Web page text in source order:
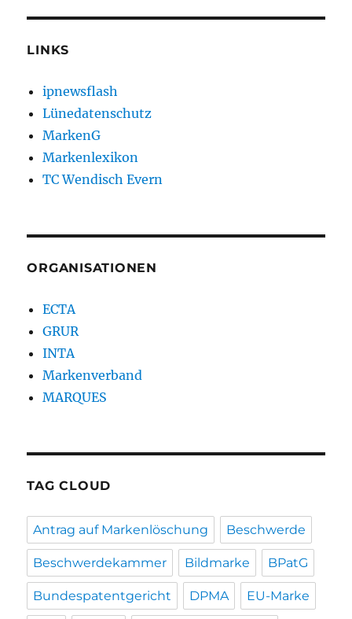
LINKS
ipnewsflash
Lünedatenschutz
MarkenG
Markenlexikon
TC Wendisch Evern
ORGANISATIONEN
ECTA
GRUR
INTA
Markenverband
MARQUES
TAG CLOUD
Antrag auf Markenlöschung Beschwerde
Beschwerdekammer Bildmarke BPatG
Bundespatentgericht DPMA EU-Marke